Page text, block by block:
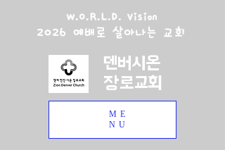
W.O.R.L.D. Vision
2026 예배로 살아나는 교회
덴버시온
장로교회
ME
NU